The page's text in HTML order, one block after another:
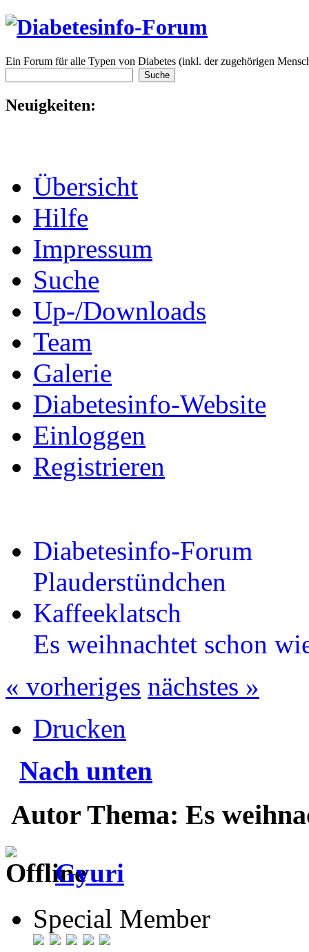
Ein Forum für alle Typen von Diabetes (inkl. der zugehörigen
Neuigkeiten:
Übersicht
Hilfe
Impressum
Suche
Up-/Downloads
Team
Galerie
Diabetesinfo-Website
Einloggen
Registrieren
Diabetesinfo-Forum
Plauderstündchen
Kaffeeklatsch
Es weihnachtet schon
« vorheriges nächstes »
Drucken
Nach unten
Autor Thema: Es
Gyuri
Special Member